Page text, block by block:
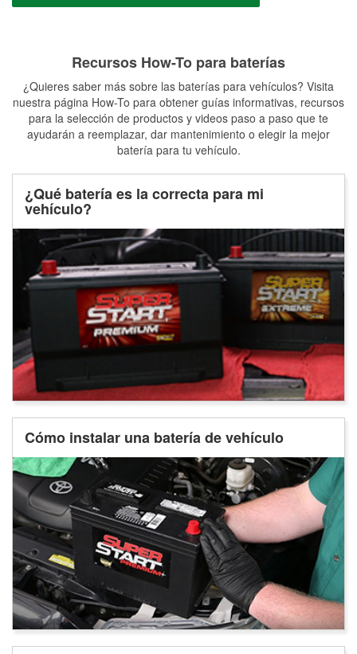
Recursos How-To para baterías
¿Quieres saber más sobre las baterías para vehículos? Visita
nuestra página How-To para obtener guías informativas, recursos
para la selección de productos y videos paso a paso que te
ayudarán a reemplazar, dar mantenimiento o elegir la mejor
batería para tu vehículo.
¿Qué batería es la correcta para mi
vehículo?
Cómo instalar una batería de vehículo